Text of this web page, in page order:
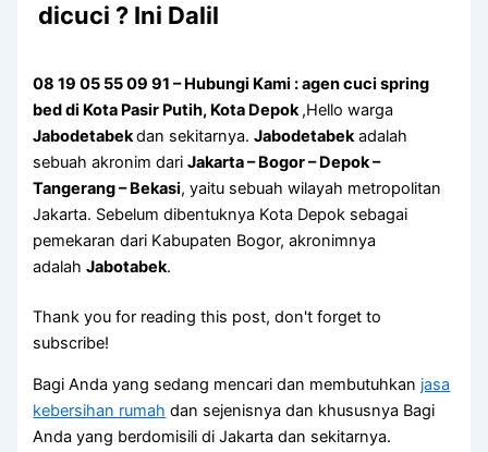
dicuci ? Ini Dalil
08 19 05 55 09 91 – Hubungi Kami : agen cuci spring
bed di Kota Pasir Putih, Kota Depok,Hello warga
Jabodetabekdan sekitarnya.Jabodetabekadalah
sebuah akronim dariJakarta – Bogor – Depok –
Tangerang – Bekasi, yaitu sebuah wilayah metropolitan
Jakarta. Sebelum dibentuknya Kota Depok sebagai
pemekaran dari Kabupaten Bogor, akronimnya
adalahJabotabek.
Thank you for reading this post, don't forget to
subscribe!
Bagi Anda yang sedang mencari dan membutuhkan jasa
kebersihan rumah dan sejenisnya dan khususnya Bagi
Anda yang berdomisili di Jakarta dan sekitarnya.